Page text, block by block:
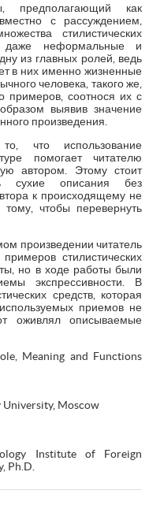
предполагающий как
с рассуждением,
стилистических
даже неформальные и
из главных ролей, ведь
в них именно жизненные
человека, такого же,
примеров, соотнося их с
выявив значение
произведения.
что использование
помогает читателю
автором. Этому стоит
сухие описания без
к происходящему не
чтобы перевернуть
произведении читатель
стилистических
но в ходе работы были
экспрессивности. В
средств, которая
приемов не
оживлял описываемые
Meaning and Functions
Moscow
Institute of Foreign
Ph.D.